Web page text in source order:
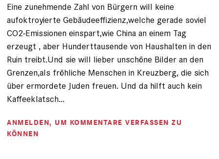
Eine zunehmende Zahl von Bürgern will keine
aufoktroyierte Gebäudeeffizienz,welche gerade soviel
CO2-Emissionen einspart,wie China an einem Tag
erzeugt , aber Hunderttausende von Haushalten in den
Ruin treibt.Und sie will lieber unschöne Bilder an den
Grenzen,als fröhliche Menschen in Kreuzberg, die sich
über ermordete Juden freuen. Und da hilft auch kein
Kaffeeklatsch…
ANMELDEN, UM KOMMENTARE VERFASSEN ZU
KÖNNEN